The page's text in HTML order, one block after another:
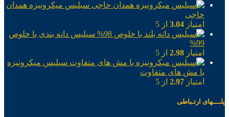
سیلیس میکرونیزه همدان
حاجی
امتیاز 3.04 از 5
سیلیس دانه بندی با خلوص
99%
امتیاز 2.98 از 5
سیلیس میکرونیزه
با مش های متفاوت
امتیاز 2.97 از 5
پلــــهای ارتـباطی